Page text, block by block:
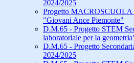
2024/2025
Progetto MACROSCUOLA
"Giovani Ance Piemonte"
D.M.65 - Progetto STEM
laboratoriale per la
D.M.65 - Progetto
2024/2025